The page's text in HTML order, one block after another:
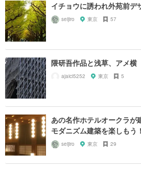
イチョウに誘われ外苑前デ
seijiro 東京 57
隈研吾作品と浅草、アメ横
ajaici5252 東京 5
あの名作ホテルオークラが
モダニズム建築を楽しもう！
seijiro 東京 29